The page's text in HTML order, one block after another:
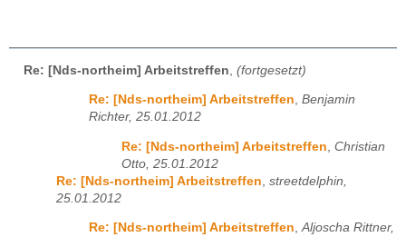
Re: [Nds-northeim] Arbeitstreffen (fortgesetzt)
Re: [Nds-northeim] Arbeitstreffen, Benjamin
Richter, 25.01.2012
Re: [Nds-northeim] Arbeitstreffen Christian
Otto, 25.01.2012
Re: [Nds-northeim] Arbeitstreffen streetdelphin,
25.01.2012
Re: [Nds-northeim] Arbeitstreffen,Aljoscha Rittner,